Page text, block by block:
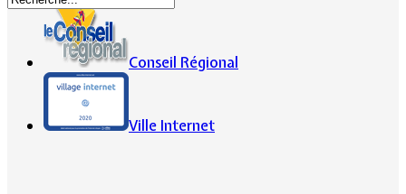
Conseil Régional
Ville Internet